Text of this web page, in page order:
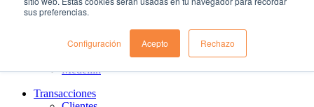
sus preferencias.
Configuración Acepto Rechazo
Aprende más
¿Dónde estamos?
Bogotá
Medellin
Transacciones